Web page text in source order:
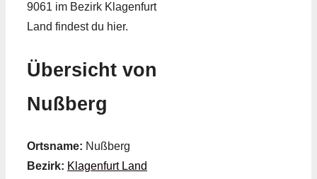
9061 im Bezirk Klagenfurt
Land findest du hier.
Übersicht von
Nußberg
Ortsname: Nußberg
Bezirk: Klagenfurt Land